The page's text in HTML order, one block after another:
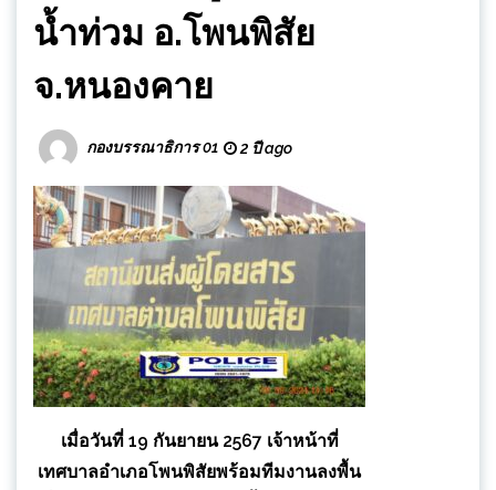
น้ำท่วม อ.โพนพิสัย
จ.หนองคาย
กองบรรณาธิการ 01 2 ปี ago
เมื่อวันที่ 19 กันยายน 2567 เจ้าหน้าที่
เทศบาลอำเภอโพนพิสัยพร้อมทีมงานลงพื้น